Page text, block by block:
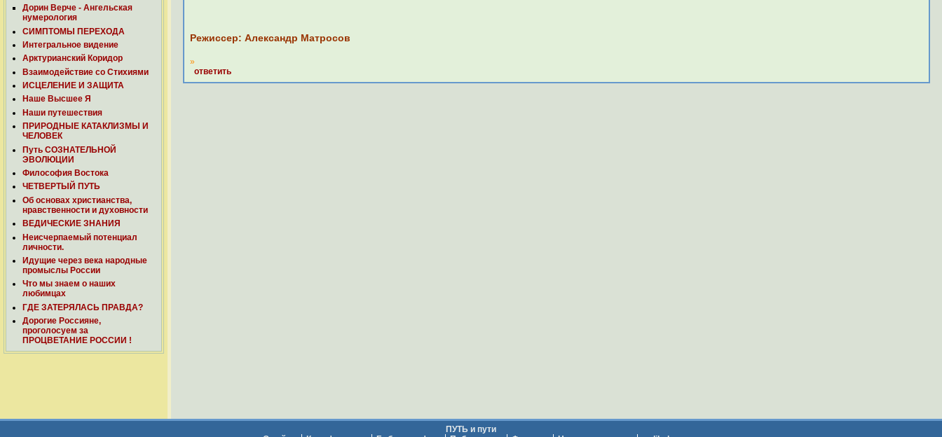
Дорин Верче - Ангельская
нумерология
СИМПТОМЫ ПЕРЕХОДА
Интегральное видение
Арктурианский Коридор
Взаимодействие со Стихиями
ИСЦЕЛЕНИЕ И ЗАЩИТА
Наше Высшее Я
Наши путешествия
ПРИРОДНЫЕ КАТАКЛИЗМЫ И
ЧЕЛОВЕК
Путь СОЗНАТЕЛЬНОЙ
ЭВОЛЮЦИИ
Философия Востока
ЧЕТВЕРТЫЙ ПУТЬ
Об основах христианства,
нравственности и духовности
ВЕДИЧЕСКИЕ ЗНАНИЯ
Неисчерпаемый потенциал
личности.
Идущие через века народные
промыслы России
Что мы знаем о наших
любимцах
ГДЕ ЗАТЕРЯЛАСЬ ПРАВДА?
Дорогие Россияне,
проголосуем за
ПРОЦВЕТАНИЕ РОССИИ !
Режиссер: Александр Матросов
»
ответить
ПУТЬ и пути